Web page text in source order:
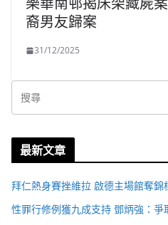
裔男友歸案
31/12/2025
最新文章
拜仁熱身賽挫維拉 啟德主場館奪錦
性罪行修例獲九成支持 鄧炳強：